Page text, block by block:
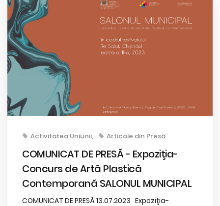
Activitatea Uniunii Articole din Presă
COMUNICAT DE PRESĂ - Expoziţia-
Concurs de Artă Plastică
Contemporană SALONUL MUNICIPAL
COMUNICAT DE PRESĂ 13.07.2023 Expoziţia-